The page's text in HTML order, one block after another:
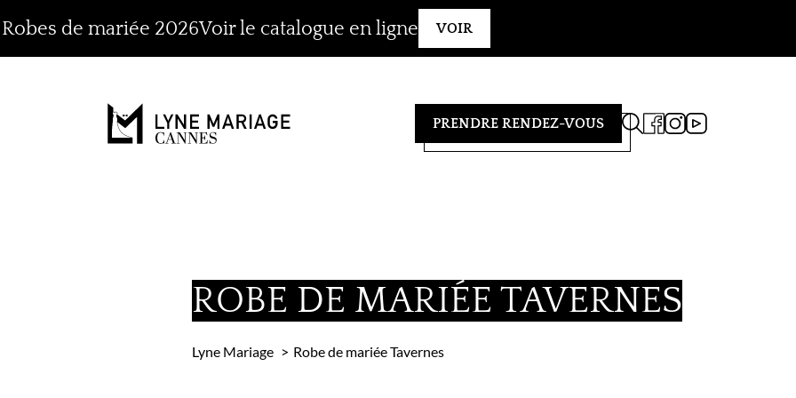
de mariée 2026Voir le catalogue en ligne VOIR
PRENDRE RENDEZ-VOUS
ROBE DE MARIÉE TAVERNES
Lyne Mariage Robe de mariée Tavernes